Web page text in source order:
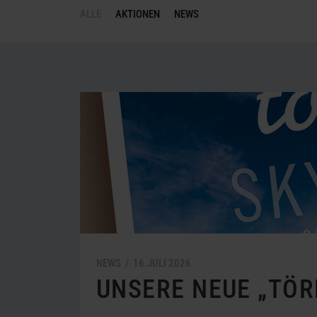
AKTIONEN NEWS
News
und
Aktionen
UNSERE NEUE